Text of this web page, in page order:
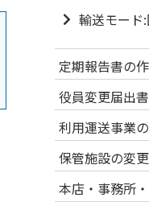
輸送モード
定期報告書の
役員変更届出
利用運送事業
保管施設の変
本店・事務所